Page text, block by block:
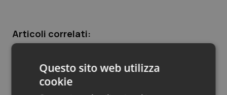
Toscana
Umbria
Obesità
Oftalmologia
Articoli correlati:
rimborsabilità di dabigatran etexilato
24 Giugno 2013
Questo sito web utilizza
cookie